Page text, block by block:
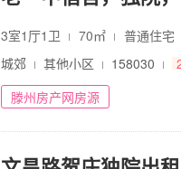
3室1厅1卫 70㎡
普通住宅
城郊
其他小区 158030
滕州房产网房源